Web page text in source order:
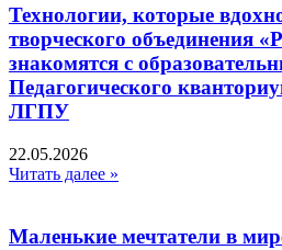
Технологии, которые
творческого объединения
знакомятся с
Педагогического
ЛГПУ
22.05.2026
Читать далее »
Маленькие мечтатели в